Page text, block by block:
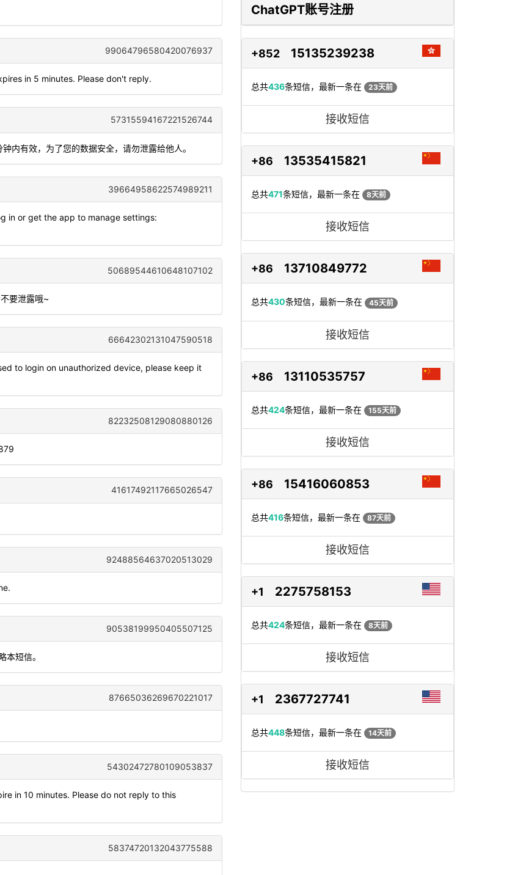
99064796580420076937
in 5 minutes. Please don't reply.
57315594167221526744
有效，为了您的数据安全，请勿泄露给他人。
39664958622574989211
in or get the app to manage settings:
50689544610648107102
要泄露哦~
66642302131047590518
to login on unauthorized device, please keep it
82232508129080880126
41617492117665026547
92488564637020513029
90538199950405507125
本短信。
87665036269670221017
54302472780109053837
in 10 minutes. Please do not reply to this
58374720132043775588
ChatGPT账号注册
+852 15135239238
总共436条短信，最新一条在 23天前
接收短信
+86 13535415821
总共471条短信，最新一条在 8天前
接收短信
+86 13710849772
总共430条短信，最新一条在 45天前
接收短信
+86 13110535757
总共424条短信，最新一条在 155天前
接收短信
+86 15416060853
总共416条短信，最新一条在 87天前
接收短信
+1 2275758153
总共424条短信，最新一条在 8天前
接收短信
+1 2367727741
总共448条短信，最新一条在 14天前
接收短信